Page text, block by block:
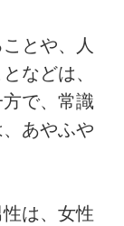
とや、人
などは、
で、常識
あやふや
性は、女性